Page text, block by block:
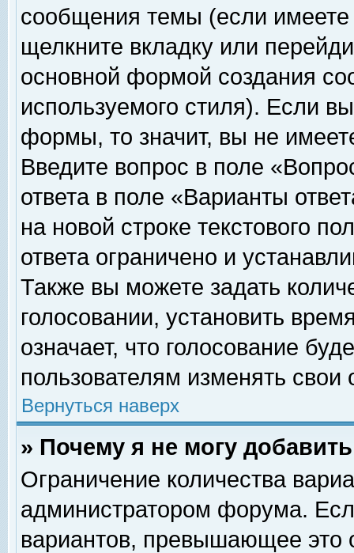
сообщения темы (если
щелкните вкладку или
основной формой создания
используемого стиля). Если
формы, то значит, вы не
Введите вопрос в поле
ответа в поле «Варианты
на новой строке текстового
ответа ограничено и
Также вы можете задать
голосовании, установить
означает, что голосование
пользователям изменять свои
Вернуться наверх
» Почему я не могу
Ограничение количества
администратором форума.
вариантов, превышающее это